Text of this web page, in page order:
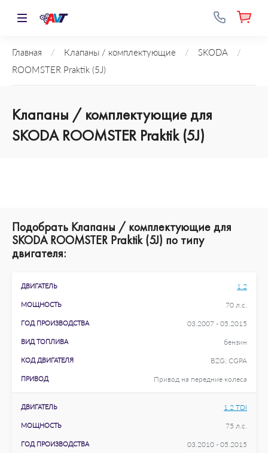
Главная / Клапаны / комплектующие / SKODA
/
ROOMSTER Praktik (5J)
Клапаны / комплектующие для
SKODA ROOMSTER Praktik (5J)
Подобрать Клапаны / комплектующие для
SKODA ROOMSTER Praktik (5J) по типу
двигателя:
ДВИГАТЕЛЬ 1.2
МОЩНОСТЬ 70 л.с.
ГОД ПРОИЗВОДСТВА 03.2007 - 05.2015
ВИД ТОПЛИВА бензин
КОД ДВИГАТЕЛЯ BZG; CGPA
ПРИВОД Привод на передние колеса
ДВИГАТЕЛЬ 1.2 TDI
МОЩНОСТЬ 75 л.с.
ГОД ПРОИЗВОДСТВА 03.2010 - 05.2015